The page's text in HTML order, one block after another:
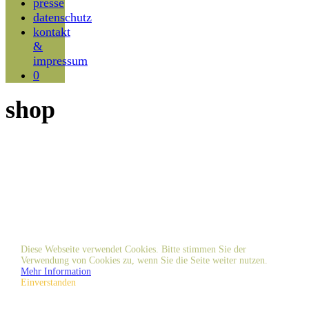
presse
datenschutz
kontakt
&
impressum
0
shop
Diese Webseite verwendet Cookies. Bitte stimmen Sie der
Verwendung von Cookies zu, wenn Sie die Seite weiter nutzen.
Mehr Information
Einverstanden